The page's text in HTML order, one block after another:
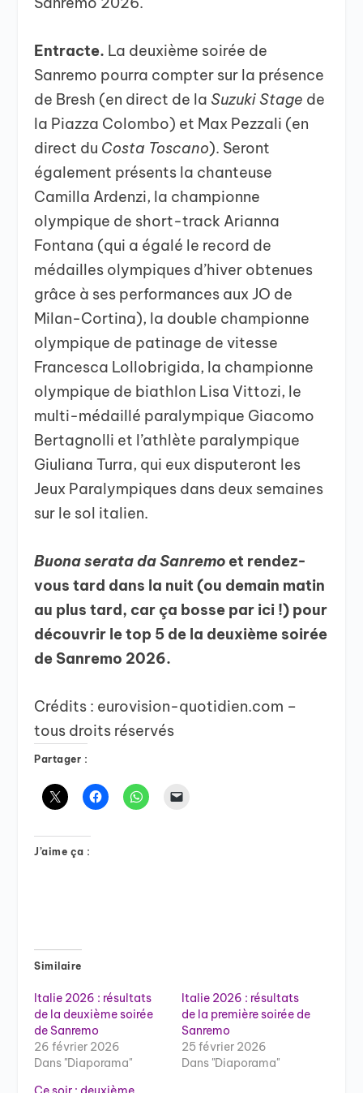
Entracte. La deuxième soirée de
Sanremo pourra compter sur la présence
de Bresh (en direct de laSuzuki Stage de
la Piazza Colombo) et Max Pezzali (en
direct du Costa Toscano). Seront
également présents la chanteuse
Camilla Ardenzi, la championne
olympique de short-track Arianna
Fontana (qui a égalé le record de
médailles olympiques d’hiver obtenues
grâce à ses performances aux JO de
Milan-Cortina), la double championne
olympique de patinage de vitesse
Francesca Lollobrigida, la championne
olympique de biathlon Lisa Vittozi, le
multi-médaillé paralympique Giacomo
Bertagnolli et l’athlète paralympique
Giuliana Turra, qui eux disputeront les
Jeux Paralympiques dans deux semaines
sur le sol italien.
Buona serata da Sanremo et rendez-
vous tard dans la nuit (ou demain matin
au plus tard, car ça bosse par ici !) pour
découvrir le top 5 de la deuxième soirée
de Sanremo 2026.
Crédits : eurovision-quotidien.com –
tous droits réservés
Partager :
J’aime ça :
Similaire
Italie 2026 : résultats
de la deuxième soirée
de Sanremo
26 février 2026
Dans "Diaporama"
Italie 2026 : résultats
de la première soirée de
Sanremo
25 février 2026
Dans "Diaporama"